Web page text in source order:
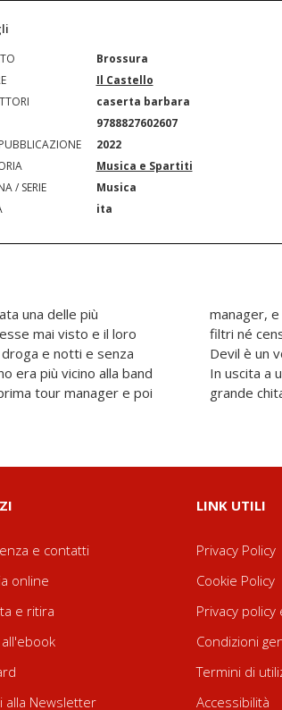
Brossura
Il Castello
caserta barbara
9788827602607
2022
Musica e Spartiti
/ SERIE
Musica
ita
una delle più
mai visto e il loro
e notti e senza
era più vicino alla band
tour manager e poi
senza
Runnin with the
che si rispetti.
Halen, per molti il più
grande
e contatti
online
e ritira
alla Newsletter
LINK UTILI
Privacy Policy
Cookie Policy
Privacy
Condizioni
Termini di
Accessibilità